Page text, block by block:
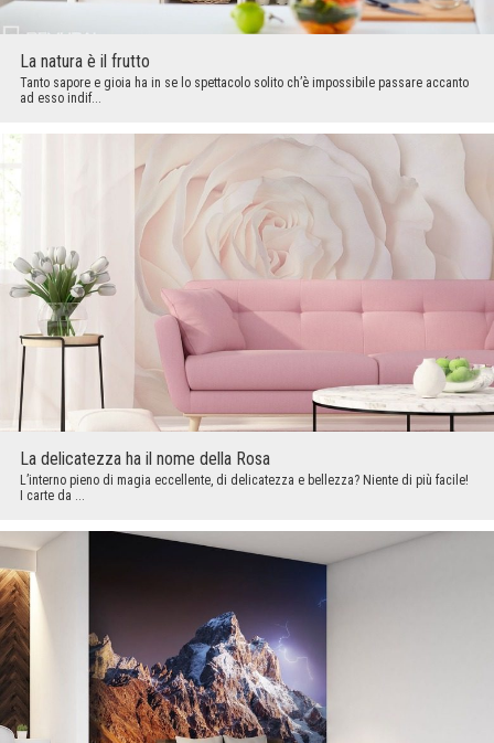
La natura è il frutto
Tanto sapore e gioia ha in se lo spettacolo solito ch’è impossibile passare accanto
ad esso indif...
La delicatezza ha il nome della Rosa
L’interno pieno di magia eccellente, di delicatezza e bellezza? Niente di più facile!
I carte da ...